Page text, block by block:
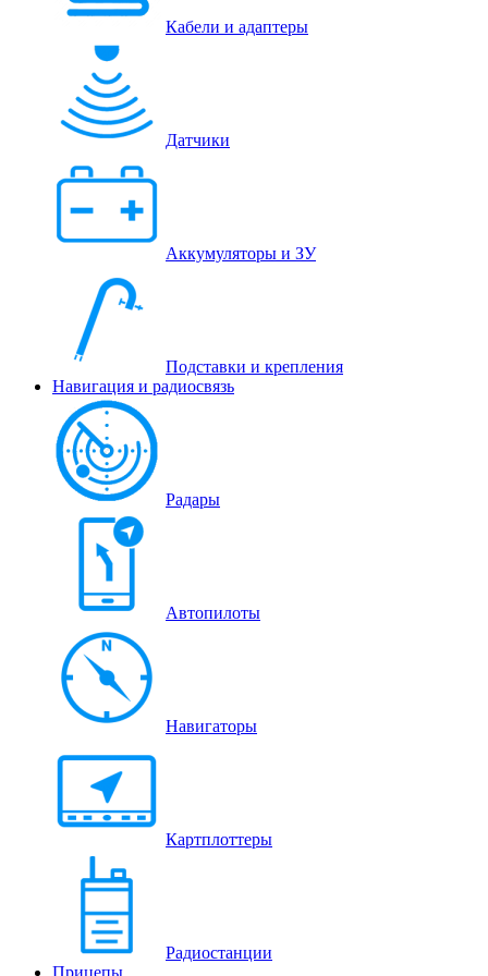
Кабели и адаптеры
Датчики
Аккумуляторы и ЗУ
Подставки и крепления
Навигация и радиосвязь
Радары
Автопилоты
Навигаторы
Картплоттеры
Радиостанции
Прицепы